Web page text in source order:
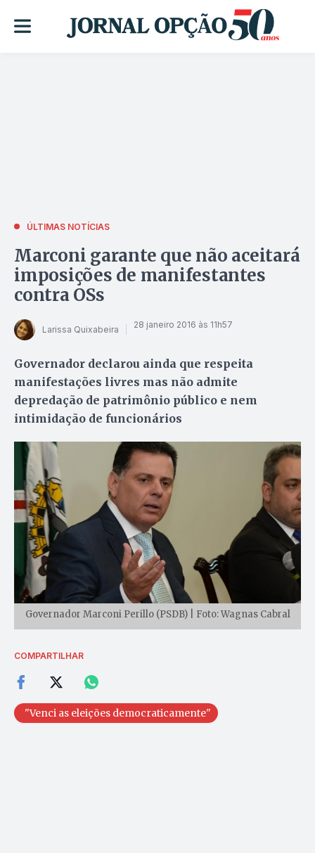
ÚLTIMAS NOTÍCIAS
Marconi garante que não aceitará
imposições de manifestantes
contra OSs
Larissa Quixabeira 28 janeiro 2016 às 11h57
Governador declarou ainda que respeita
manifestações livres mas não admite
depredação de patrimônio público e nem
intimidação de funcionários
Governador Marconi Perillo (PSDB) | Foto: Wagnas Cabral
COMPARTILHAR
"Venci as eleições democraticamente"